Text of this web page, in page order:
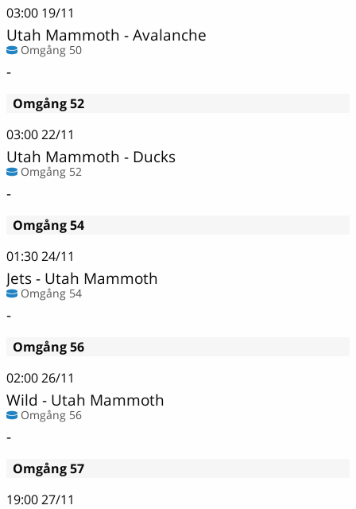
03:00 19/11
Utah Mammoth - Avalanche
Omgång 50
-
Omgång 52
03:0022/11
Utah Mammoth - Ducks
Omgång 52
-
Omgång 54
01:3024/11
Jets - Utah Mammoth
Omgång 54
-
Omgång 56
02:0026/11
Wild - Utah Mammoth
Omgång 56
-
Omgång 57
19:0027/11